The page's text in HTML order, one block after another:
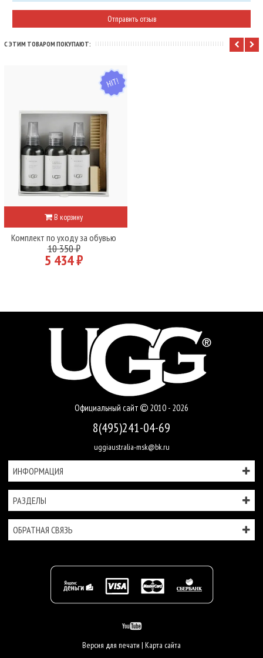
С ЭТИМ ТОВАРОМ ПОКУПАЮТ:
HIT
В корзину
Комплект по уходу за обувью
10 350 ₽
5 434 ₽
Официальный сайт 2010 - 2026
8(495)241-04-69
uggiaustralia-msk@bk.ru
ИНФОРМАЦИЯ
РАЗДЕЛЫ
ОБРАТНАЯ СВЯЗЬ
Версия для печати | Карта сайта